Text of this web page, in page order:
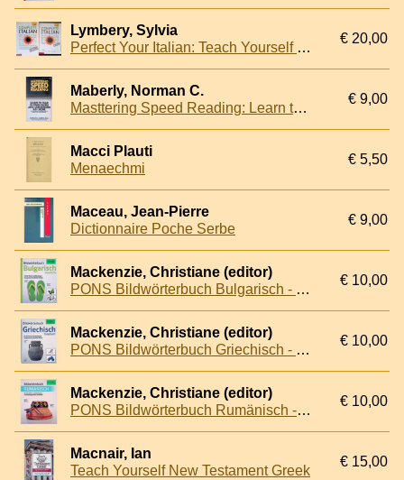
Lymbery, Sylvia
Perfect Your Italian: Teach Yourself + 2CD
€ 20,00
Maberly, Norman C.
Masttering Speed Reading: Learn to Read 10 Times Faster and Understand 40% More
€ 9,00
Macci Plauti
Menaechmi
€ 5,50
Maceau, Jean-Pierre
Dictionnaire Poche Serbe
€ 9,00
Mackenzie, Christiane (editor)
PONS Bildwörterbuch Bulgarisch - Deutsch
€ 10,00
Mackenzie, Christiane (editor)
PONS Bildwörterbuch Griechisch - Deutsch
€ 10,00
Mackenzie, Christiane (editor)
PONS Bildwörterbuch Rumänisch - Deutsch
€ 10,00
Macnair, Ian
Teach Yourself New Testament Greek
€ 15,00